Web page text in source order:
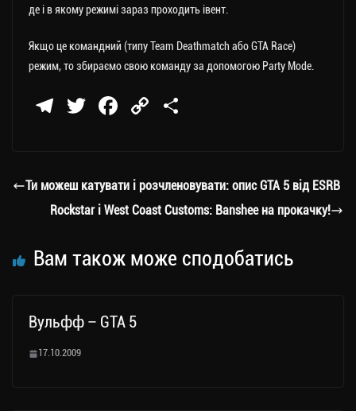
де і в якому режимі зараз проходить івент.
Якщо це командний (типу Team Deathmatch або GTA Race)
режим, то збираємо свою команду за допомогою Party Mode.
Te
a
m
T
er
Fa
ok
C
Li
nk
ли
ти
Ти можеш катувати і розчленовувати: опис GTA 5 від ESRB
Rockstar і West Coast Customs: Banshee на прокачку!
Вам також може сподобатись
Вульфф – GTA 5
17.10.2009